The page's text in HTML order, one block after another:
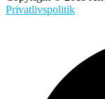
Privatlivspolitik